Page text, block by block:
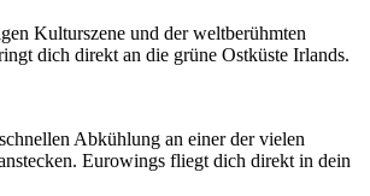
Kulturszene und der weltberühmten
dich direkt an die grüne Ostküste Irlands.
Abkühlung an einer der vielen
Eurowings fliegt dich direkt in dein